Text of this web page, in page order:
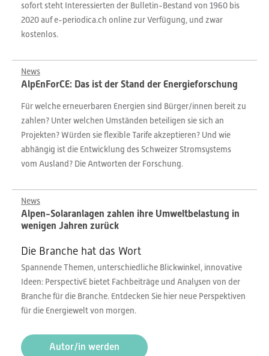
sofort steht Interessierten der Bulletin-Bestand von 1960 bis
2020 auf e-periodica.ch online zur Verfügung, und zwar
kostenlos.
News
AlpEnForCE: Das ist der Stand der Energieforschung
Für welche erneuerbaren Energien sind Bürger/innen bereit zu
zahlen? Unter welchen Umständen beteiligen sie sich an
Projekten? Würden sie flexible Tarife akzeptieren? Und wie
abhängig ist die Entwicklung des Schweizer Stromsystems
vom Ausland? Die Antworten der Forschung.
News
Alpen-Solaranlagen zahlen ihre Umweltbelastung in
wenigen Jahren zurück
Die Branche hat das Wort
Spannende Themen, unterschiedliche Blickwinkel, innovative
Ideen: PerspectivE bietet Fachbeiträge und Analysen von der
Branche für die Branche. Entdecken Sie hier neue Perspektiven
für die Energiewelt von morgen.
Autor/in werden